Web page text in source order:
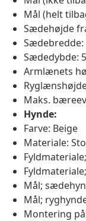
Mål (helt
Sædehøjde
Sædebredde:
Sædedybde:
Armlænets
Maks.
Hynde:
Farve: Beige
Materiale:
Mål;
Mål;
Montering